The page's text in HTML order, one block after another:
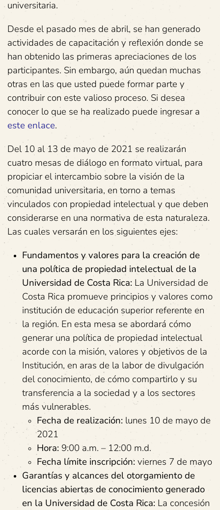
universitaria.
Desde el pasado mes de abril, se han generado
actividades de capacitación y reflexión donde se
han obtenido las primeras apreciaciones de los
participantes. Sin embargo, aún quedan muchas
otras en las que usted puede formar parte y
contribuir con este valioso proceso. Si desea
conocer lo que se ha realizado puede ingresar a
este enlace.
Del 10 al 13 de mayo de 2021 se realizarán
cuatro mesas de diálogo en formato virtual, para
propiciar el intercambio sobre la visión de la
comunidad universitaria, en torno a temas
vinculados con propiedad intelectual y que deben
considerarse en una normativa de esta naturaleza.
Las cuales versarán en los siguientes ejes:
Fundamentos y valores para la creación de
una política de propiedad intelectual de la
Universidad de Costa Rica: La Universidad de
Costa Rica promueve principios y valores como
institución de educación superior referente en
la región. En esta mesa se abordará cómo
generar una política de propiedad intelectual
acorde con la misión, valores y objetivos de la
Institución, en aras de la labor de divulgación
del conocimiento, de cómo compartirlo y su
transferencia a la sociedad y a los sectores
más vulnerables.
Fecha de realización: lunes 10 de mayo de
2021
Hora: 9:00 a.m. – 12:00 m.d.
Fecha límite inscripción: viernes 7 de mayo
Garantías y alcances del otorgamiento de
licencias abiertas de conocimiento generado
en la Universidad de Costa Rica: La concesión